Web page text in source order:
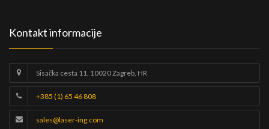
Kontakt informacije
Sisačka cesta 11, 10020 Zagreb, HR
+385 (1) 65 46 808
sales@laser-ing.com